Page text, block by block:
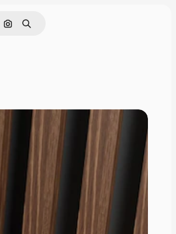
Поиск по изображению
Поиск